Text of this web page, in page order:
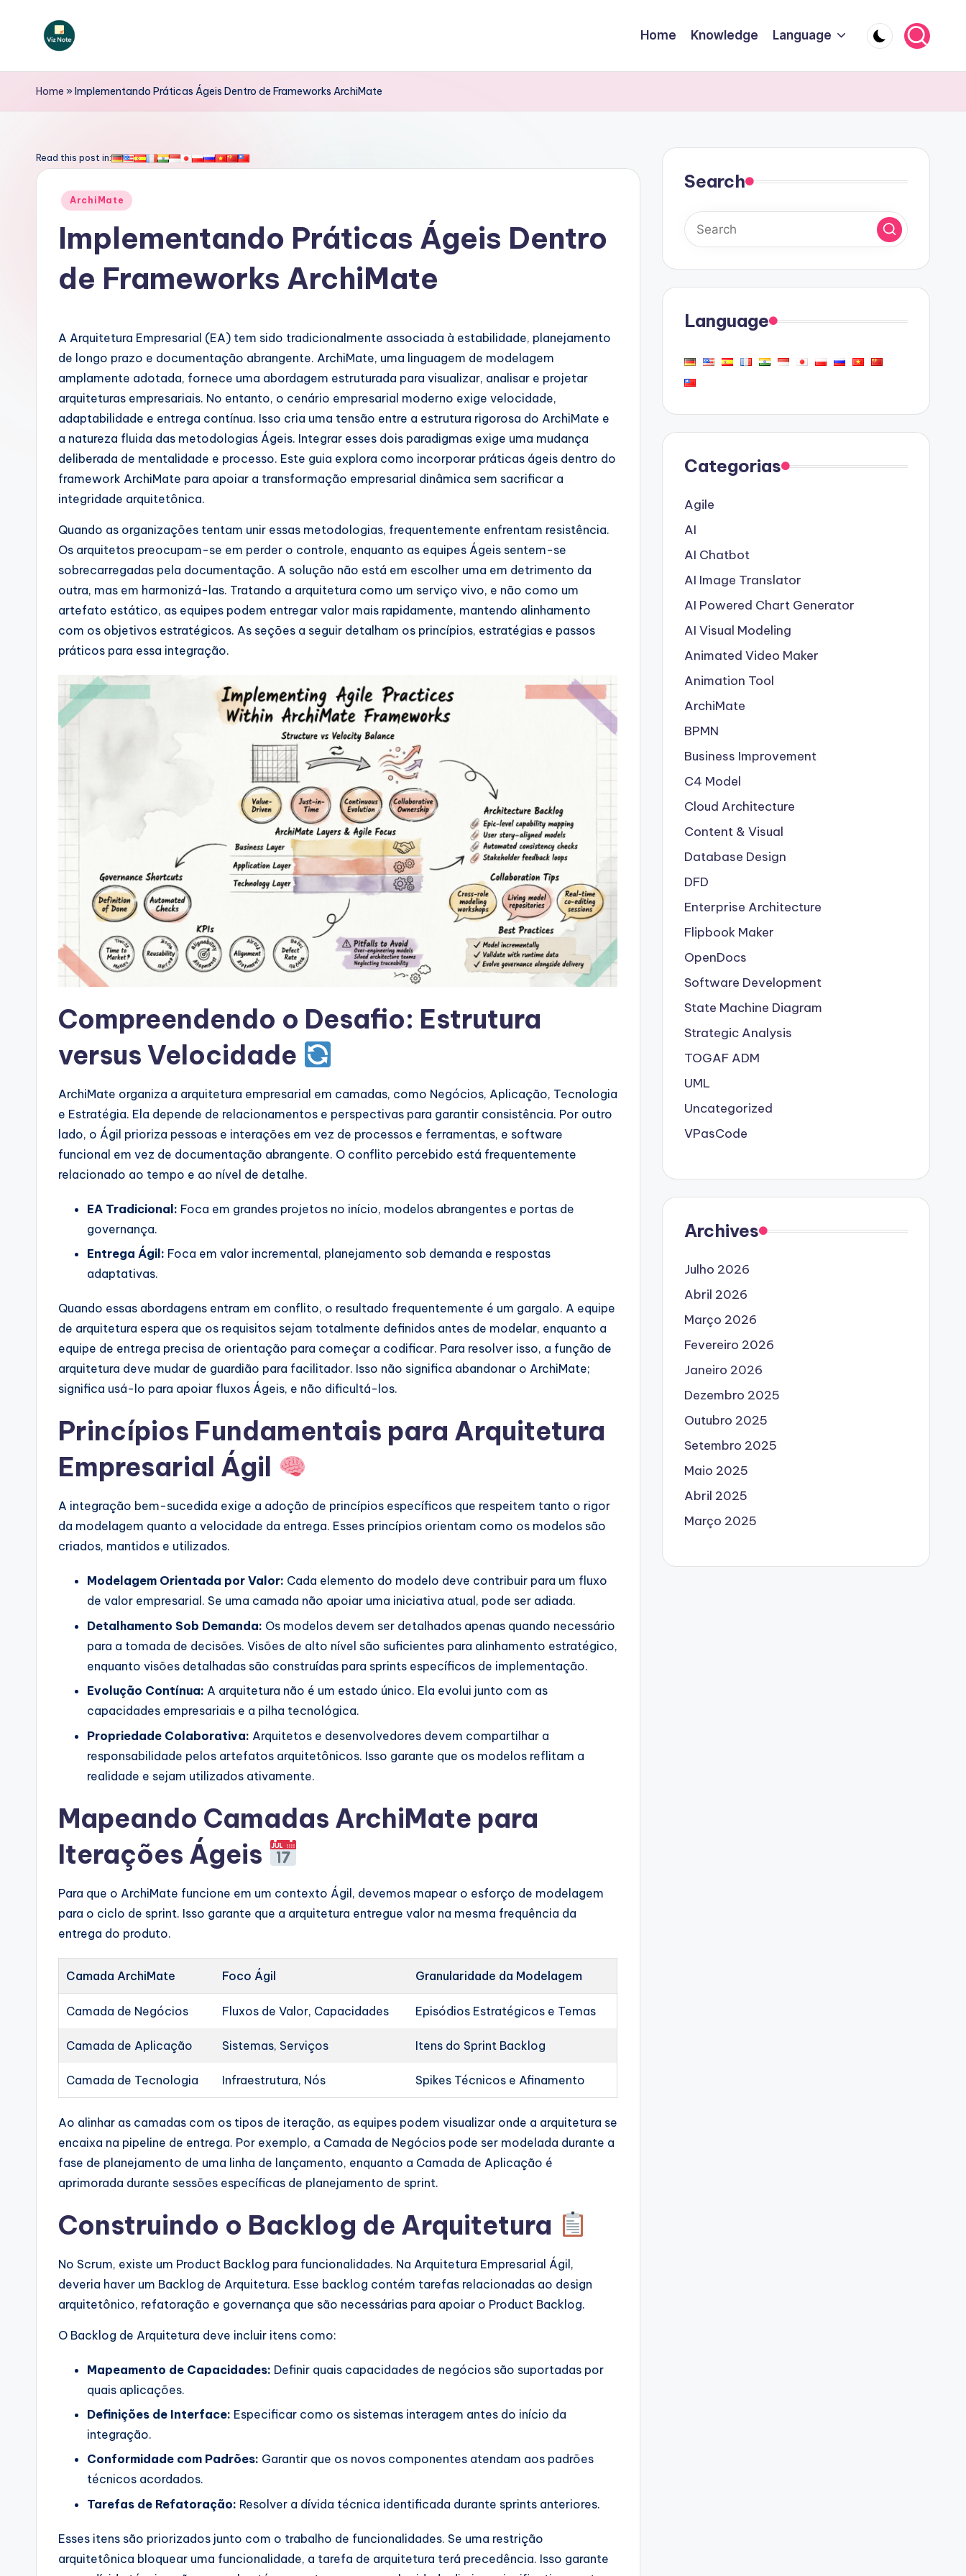
V
iz
o
A
w
Home Knowledge Language
Home »Implementando Práticas Ágeis Dentro de Frameworks ArchiMate
Read this post in:
Posted
ArchiMate
Implementando Práticas Ágeis Dentro
de Frameworks ArchiMate
A Arquitetura Empresarial (EA) tem sido tradicionalmente associada à estabilidade, planejamento
de longo prazo e documentação abrangente. ArchiMate, uma linguagem de modelagem
amplamente adotada, fornece uma abordagem estruturada para visualizar, analisar e projetar
arquiteturas empresariais. No entanto, o cenário empresarial moderno exige velocidade,
adaptabilidade e entrega contínua. Isso cria uma tensão entre a estrutura rigorosa do ArchiMate e
a natureza fluida das metodologias Ágeis. Integrar esses dois paradigmas exige uma mudança
deliberada de mentalidade e processo. Este guia explora como incorporar práticas ágeis dentro do
framework ArchiMate para apoiar a transformação empresarial dinâmica sem sacrificar a
integridade arquitetônica.
Quando as organizações tentam unir essas metodologias, frequentemente enfrentam resistência.
Os arquitetos preocupam-se em perder o controle, enquanto as equipes Ágeis sentem-se
sobrecarregadas pela documentação. A solução não está em escolher uma em detrimento da
outra, mas em harmonizá-las. Tratando a arquitetura como um serviço vivo, e não como um
artefato estático, as equipes podem entregar valor mais rapidamente, mantendo alinhamento
com os objetivos estratégicos. As seções a seguir detalham os princípios, estratégias e passos
práticos para essa integração.
Compreendendo o Desafio: Estrutura
versus Velocidade
ArchiMate organiza a arquitetura empresarial em camadas, como Negócios, Aplicação, Tecnologia
e Estratégia. Ela depende de relacionamentos e perspectivas para garantir consistência. Por outro
lado, o Ágil prioriza pessoas e interações em vez de processos e ferramentas, e software
funcional em vez de documentação abrangente. O conflito percebido está frequentemente
relacionado ao tempo e ao nível de detalhe.
EA Tradicional: Foca em grandes projetos no início, modelos abrangentes e portas de
governança.
Entrega Ágil: Foca em valor incremental, planejamento sob demanda e respostas
adaptativas.
Quando essas abordagens entram em conflito, o resultado frequentemente é um gargalo. A equipe
de arquitetura espera que os requisitos sejam totalmente definidos antes de modelar, enquanto a
equipe de entrega precisa de orientação para começar a codificar. Para resolver isso, a função de
arquitetura deve mudar de guardião para facilitador. Isso não significa abandonar o ArchiMate;
significa usá-lo para apoiar fluxos Ágeis, e não dificultá-los.
Princípios Fundamentais para Arquitetura
Empresarial Ágil
A integração bem-sucedida exige a adoção de princípios específicos que respeitem tanto o rigor
da modelagem quanto a velocidade da entrega. Esses princípios orientam como os modelos são
criados, mantidos e utilizados.
Modelagem Orientada por Valor: Cada elemento do modelo deve contribuir para um fluxo
de valor empresarial. Se uma camada não apoiar uma iniciativa atual, pode ser adiada.
Detalhamento Sob Demanda: Os modelos devem ser detalhados apenas quando necessário
para a tomada de decisões. Visões de alto nível são suficientes para alinhamento estratégico,
enquanto visões detalhadas são construídas para sprints específicos de implementação.
Evolução Contínua: A arquitetura não é um estado único. Ela evolui junto com as
capacidades empresariais e a pilha tecnológica.
Propriedade Colaborativa: Arquitetos e desenvolvedores devem compartilhar a
responsabilidade pelos artefatos arquitetônicos. Isso garante que os modelos reflitam a
realidade e sejam utilizados ativamente.
Mapeando Camadas ArchiMate para
Iterações Ágeis
Para que o ArchiMate funcione em um contexto Ágil, devemos mapear o esforço de modelagem
para o ciclo de sprint. Isso garante que a arquitetura entregue valor na mesma frequência da
entrega do produto.
Camada ArchiMate Foco Ágil Granularidade da Modelagem
Camada de Negócios Fluxos de Valor, Capacidades Episódios Estratégicos e Temas
Camada de Aplicação Sistemas, Serviços Itens do Sprint Backlog
Camada de Tecnologia Infraestrutura, Nós Spikes Técnicos e Afinamento
Ao alinhar as camadas com os tipos de iteração, as equipes podem visualizar onde a arquitetura se
encaixa na pipeline de entrega. Por exemplo, a Camada de Negócios pode ser modelada durante a
fase de planejamento de uma linha de lançamento, enquanto a Camada de Aplicação é
aprimorada durante sessões específicas de planejamento de sprint.
Construindo o Backlog de Arquitetura
No Scrum, existe um Product Backlog para funcionalidades. Na Arquitetura Empresarial Ágil,
deveria haver um Backlog de Arquitetura. Esse backlog contém tarefas relacionadas ao design
arquitetônico, refatoração e governança que são necessárias para apoiar o Product Backlog.
O Backlog de Arquitetura deve incluir itens como:
Mapeamento de Capacidades: Definir quais capacidades de negócios são suportadas por
quais aplicações.
Definições de Interface: Especificar como os sistemas interagem antes do início da
integração.
Conformidade com Padrões: Garantir que os novos componentes atendam aos padrões
técnicos acordados.
Tarefas de Refatoração: Resolver a dívida técnica identificada durante sprints anteriores.
Esses itens são priorizados junto com o trabalho de funcionalidades. Se uma restrição
arquitetônica bloquear uma funcionalidade, a tarefa de arquitetura terá precedência. Isso garante
Search
Language
Categorias
Agile
AI
AI Chatbot
AI Image Translator
AI Powered Chart Generator
AI Visual Modeling
Animated Video Maker
Animation Tool
ArchiMate
BPMN
Business Improvement
C4 Model
Cloud Architecture
Content & Visual
Database Design
DFD
Enterprise Architecture
Flipbook Maker
OpenDocs
Software Development
State Machine Diagram
Strategic Analysis
TOGAF ADM
UML
Uncategorized
VPasCode
Archives
Julho 2026
Abril 2026
Março 2026
Fevereiro 2026
Janeiro 2026
Dezembro 2025
Outubro 2025
Setembro 2025
Maio 2025
Abril 2025
Março 2025